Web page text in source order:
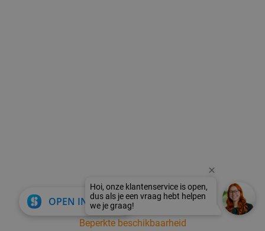
Beperkte beschikbaarheid
OPEN IN APP close